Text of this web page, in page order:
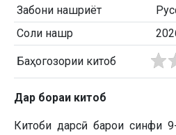
Забони нашриёт
Соли нашр
Баҳогозории китоб
Дар бораи китоб
Китоби дарсӣ барои синфи